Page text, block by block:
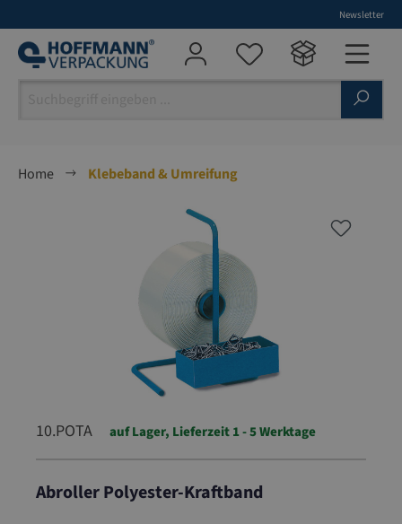
Newsletter
Home
Klebeband & Umreifung
Bildergalerie überspringen
10.POTA auf Lager, Lieferzeit 1 - 5 Werktage
Abroller Polyester-Kraftband